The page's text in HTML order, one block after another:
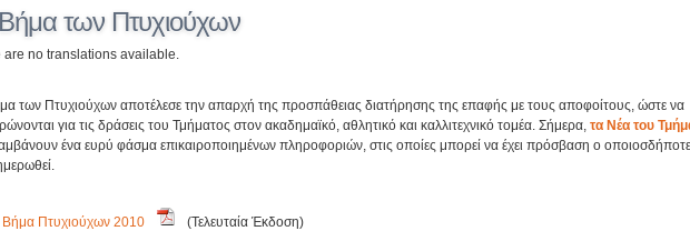
των Πτυχιούχων
are no translations available.
των Πτυχιούχων αποτέλεσε την απαρχή της προσπάθειας διατήρησης της επαφής με τους αποφοίτους, ώστε να
για τις δράσεις του Τμήματος στον ακαδημαϊκό, αθλητικό και καλλιτεχνικό τομέα. Σήμερα, τα Νέα του
ένα ευρύ φάσμα επικαιροποιημένων πληροφοριών, στις οποίες μπορεί να έχει πρόσβαση ο οποιοσδήποτε
Βήμα Πτυχιούχων 2010 (Τελευταία Έκδοση)